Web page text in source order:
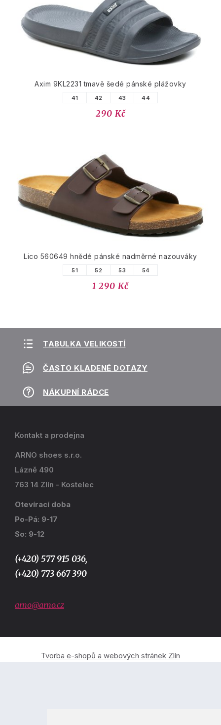
Axim 9KL2231 tmavě šedé pánské plážovky
41 42 43 44
290 Kč
Lico 560649 hnědé pánské nadměrné nazouváky
51 52 53 54
1 290 Kč
TABULKA VELIKOSTÍ
ČASTO KLADENÉ DOTAZY
NÁKUPNÍ RÁDCE
Kontakt a prodejna
ARNO shoes s.r.o.
Lázně 490
763 14 Zlín - Kostelec
Otevírací doba
Po-Pá: 9-17
So: 9-12
(+420) 577 915 036,
(+420) 773 667 390
arno@arno.cz
Tvorba e-shopů a webových stránek Zlín